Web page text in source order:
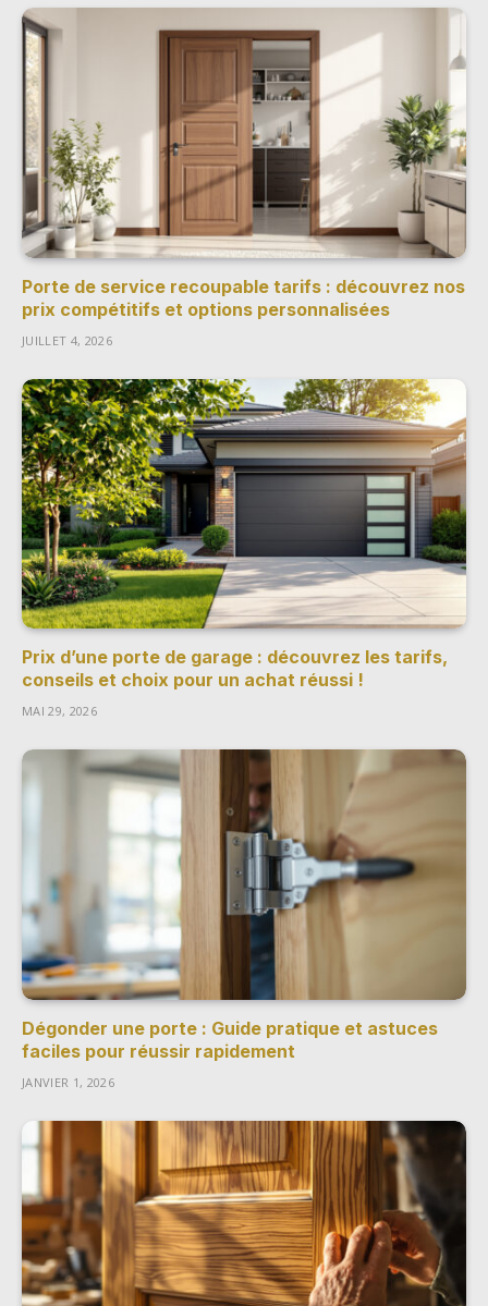
Porte de service recoupable tarifs : découvrez nos
prix compétitifs et options personnalisées
JUILLET 4, 2026
Prix d’une porte de garage : découvrez les tarifs,
conseils et choix pour un achat réussi !
MAI 29, 2026
Dégonder une porte : Guide pratique et astuces
faciles pour réussir rapidement
JANVIER 1, 2026